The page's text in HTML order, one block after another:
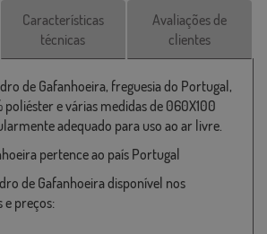
Características
técnicas
Avaliações de
clientes
de Gafanhoeira, freguesia do Portugal,
e várias medidas de 060X100
adequado para uso ao ar livre.
pertence ao país Portugal
de Gafanhoeira disponível nos
e preços: